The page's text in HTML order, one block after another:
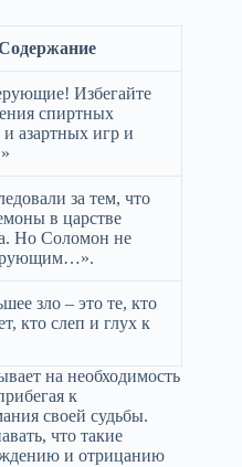
Избегайте
спиртных
азартных игр и
за тем, что
в царстве
Но Соломон не
зло – это те, кто
кто слеп и глух к
на необходимость
к
своей судьбы.
что такие
и отрицанию